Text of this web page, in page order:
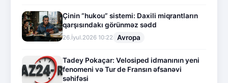
Çinin “hukou” sistemi: Daxili miqrantların
qarşısındakı görünməz sədd
26.İyul.2026 10:22 Avropa
Tadey Pokaçar: Velosiped idmanının yeni
fenomeni və Tur de Fransın əfsanəvi
səhifəsi